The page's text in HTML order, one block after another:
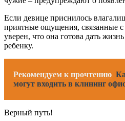
Если девице приснилось
приятные ощущения, связанные
уверен, что она готова дать
ребенку.
Рекомендуем к прочтению
могут входить в клининг
Верный путь!